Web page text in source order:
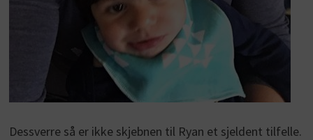
Dessverre så er ikke skjebnen til Ryan et sjeldent tilfelle.